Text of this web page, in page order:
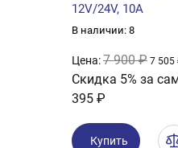
12V/24V, 10A
В наличии: 8
Цена:7 900 ₽ 7 505
Скидка 5% за
395 ₽
Купить